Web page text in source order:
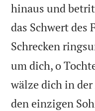
hinaus und
das Schwert des
Schrecken
um dich, o
wälze dich in
den einzigen